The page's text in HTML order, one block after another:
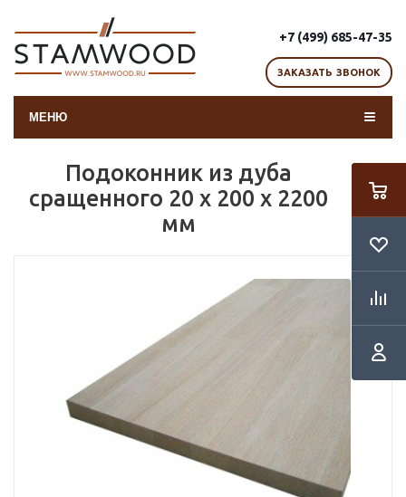
+7 (499) 685-47-35
ЗАКАЗАТЬ ЗВОНОК
МЕНЮ
Подоконник из дуба
сращенного 20 х 200 х 2200
мм